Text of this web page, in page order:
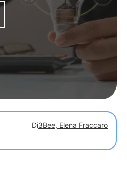
Vediamo come
e rilanciare
Di3Bee, Elena Fraccaro